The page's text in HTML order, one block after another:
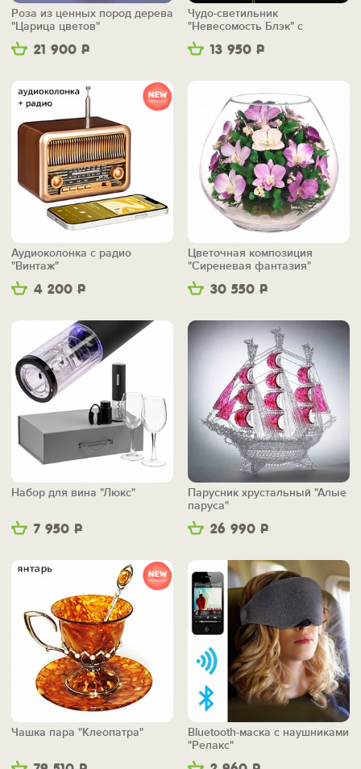
21 900 Р
Роза из ценных пород дерева
"Царица цветов"
13 950 Р
Чудо-светильник
"Невесомость Блэк" с
беспроводной зарядкой
4 200 Р
Аудиоколонка с радио
"Винтаж"
30 550 Р
Цветочная композиция
"Сиреневая фантазия"
7 950 Р
Набор для вина "Люкс"
26 990 Р
Парусник хрустальный "Алые
паруса"
Чашка пара "Клеопатра"
Bluetooth-маска с наушниками
"Релакс"